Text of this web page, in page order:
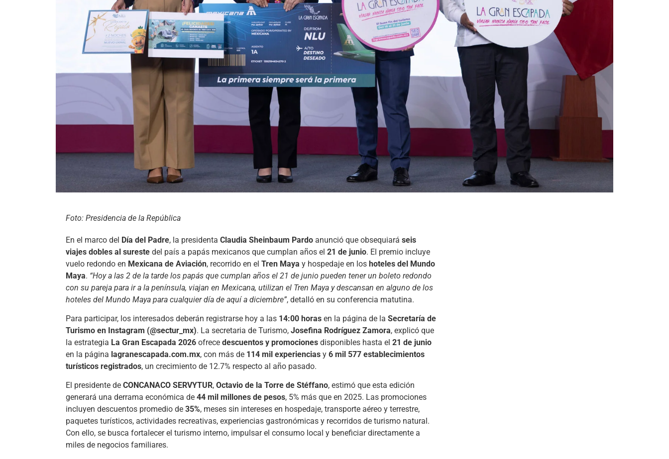
Foto: Presidencia de la República
En el marco del Día del Padre, la presidenta Claudia Sheinbaum Pardo anunció que obsequiará seis
viajes dobles al sureste del país a papás mexicanos que cumplan años el 21 de junio. El premio incluye
vuelo redondo en Mexicana de Aviación, recorrido en el Tren Maya y hospedaje en los hoteles del Mundo
Maya. “Hoy a las 2 de la tarde los papás que cumplan años el 21 de junio pueden tener un boleto redondo
con su pareja para ir a la península, viajan en Mexicana, utilizan el Tren Maya y descansan en alguno de los
hoteles del Mundo Maya para cualquier día de aquí a diciembre”, detalló en su conferencia matutina.
Para participar, los interesados deberán registrarse hoy a las 14:00 horas en la página de la Secretaría de
Turismo en Instagram (@sectur_mx). La secretaria de Turismo, Josefina Rodríguez Zamora, explicó que
la estrategia La Gran Escapada 2026 ofrece descuentos y promociones disponibles hasta el 21 de junio
en la página lagranescapada.com.mx, con más de 114 mil experiencias y 6 mil 577 establecimientos
turísticos registrados, un crecimiento de 12.7% respecto al año pasado.
El presidente de CONCANACO SERVYTUR, Octavio de la Torre de Stéffano, estimó que esta edición
generará una derrama económica de 44 mil millones de pesos, 5% más que en 2025. Las promociones
incluyen descuentos promedio de 35%, meses sin intereses en hospedaje, transporte aéreo y terrestre,
paquetes turísticos, actividades recreativas, experiencias gastronómicas y recorridos de turismo natural.
Con ello, se busca fortalecer el turismo interno, impulsar el consumo local y beneficiar directamente a
miles de negocios familiares.